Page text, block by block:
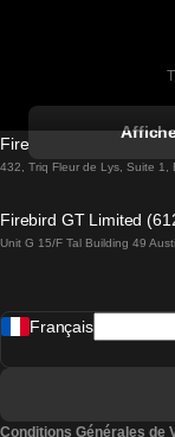
Firebird GT Limited
432, Triq Fleur de Lys, Suite 1,
Firebird GT Limited
Unit G 15/F Tal Building 49
Français
Conditions Générales de